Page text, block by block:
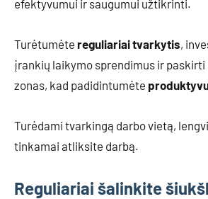
efektyvumui ir saugumui užtikrinti.
Turėtumėte reguliariai tvarkytis,
įrankių laikymo sprendimus ir
zonas, kad padidintumėte
Turėdami tvarkingą darbo vietą,
tinkamai atliksite darbą.
Reguliariai šalinkite